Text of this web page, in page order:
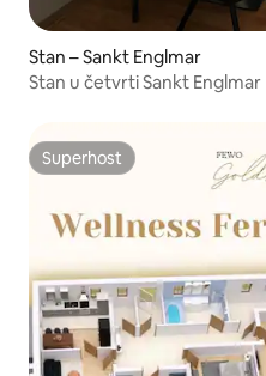
Stan – Sankt Englmar
Stan u četvrti Sankt Englmar
Superhost
Superhost